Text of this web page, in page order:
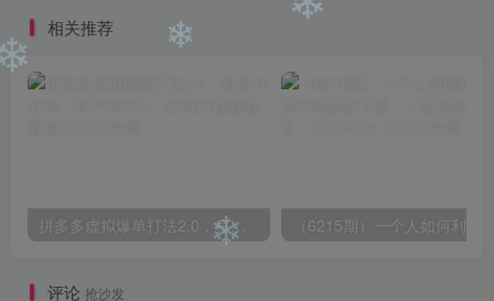
相关推荐
拼多多虚拟爆单打法2.0，每天10分钟，月产5000+，从0到1赚收益教程
评论 抢沙发
❄
❄ ❄